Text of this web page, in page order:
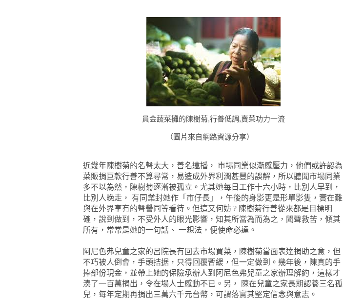
員金蔬菜攤的陳樹菊,行善低調,賣菜功力一流
（圖片來自網路資源分享）
近幾年陳樹菊的名聲太大，善名遠播， 市場同業似漸感壓力，他們或許認為
菜販捐巨款行善不算尋常，易造成外界利潤甚豐的誤解，所以聽聞市場同業
多不以為然，陳樹菊逐漸被孤立。尤其她每日工作十六小時，比別人早到，
比別人晚走，
有同業封她作 「市仔長」 ， 午後的身影更是形單影隻，實在難
與在外界享有的聲譽同等看待。但這又何妨 ? 陳樹菊行善從來都是目標明
確，說到做到，不受外人的眼光影響，知其所當為而為之，聞聲救苦，傾其
所有，常常是她的一句話、 一想法，便使命必達。
阿尼色弗兒童之家的呂院長有回去市場買菜，陳樹菊當面表達捐助之意，但
不巧被人倒會，手頭拮据，只得回覆暫緩，但一定做到。幾年後，陳真的手
捧部份現金，並帶上她的保險承辦人到阿尼色弗兒童之家辦理解約，這樣才
湊了一百萬捐出，令在場人士感動不已。另，
陳在兒童之家長期認養三名孤
兒，每年定期再捐出三萬六千元台幣，可謂落實其堅定信念與意志。